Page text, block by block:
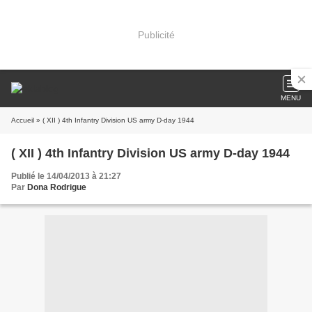
Publicité
MENU
Accueil » ( XII ) 4th Infantry Division US army D-day 1944
( XII ) 4th Infantry Division US army D-day 1944
Publié le 14/04/2013 à 21:27
Par Dona Rodrigue